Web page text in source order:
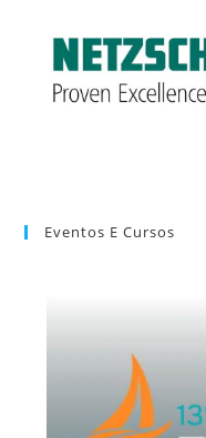
Eventos E Cursos